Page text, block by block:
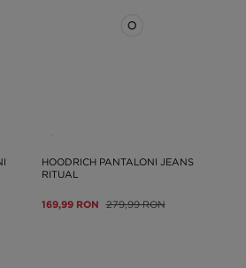
HOODRICH PANTALONI JEANS
RITUAL
169,99 RON 279,99 RON